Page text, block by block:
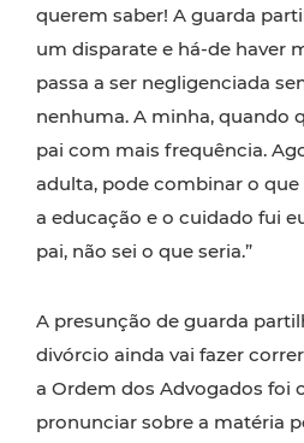
querem saber! A guarda
um disparate e há-de haver
passa a ser negligenciada
nenhuma. A minha, quando
pai com mais frequência.
adulta, pode combinar o que
a educação e o cuidado fui
pai, não sei o que seria.”
A presunção de guarda
divórcio ainda vai fazer
a Ordem dos Advogados foi
pronunciar sobre a matéria